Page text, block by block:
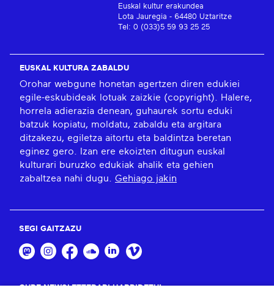
Euskal kultur erakundea
Lota Jauregia - 64480 Uztaritze
Tel: 0 (033)5 59 93 25 25
EUSKAL KULTURA ZABALDU
Orohar webgune honetan agertzen diren edukiei
egile-eskubideak lotuak zaizkie (copyright). Halere,
horrela adierazia denean, guhaurek sortu eduki
batzuk kopiatu, moldatu, zabaldu eta argitara
ditzakezu, egiletza aitortu eta baldintza beretan
eginez gero. Izan ere ekoizten ditugun euskal
kulturari buruzko edukiak ahalik eta gehien
zabaltzea nahi dugu. Gehiago jakin
SEGI GAITZAZU
GURE NEWSLETTERARI HARPIDETU!